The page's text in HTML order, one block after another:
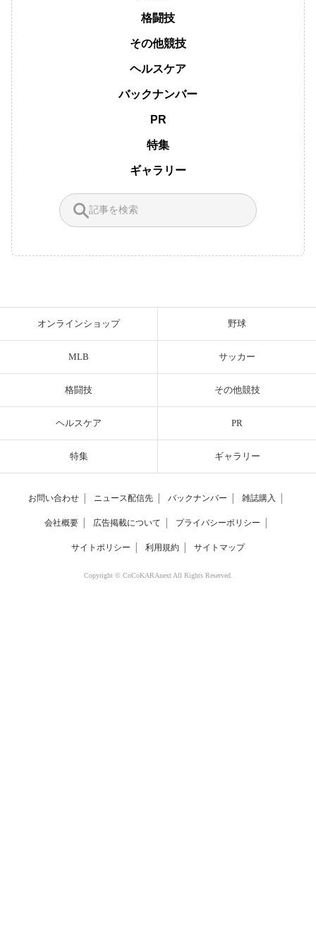
格闘技
その他競技
ヘルスケア
バックナンバー
PR
特集
ギャラリー
オンラインショップ 野球
MLB サッカー
格闘技 その他競技
ヘルスケア PR
特集 ギャラリー
お問い合わせ ニュース配信先 バックナンバー 雑誌購入
会社概要 広告掲載について プライバシーポリシー
サイトポリシー 利用規約 サイトマップ
Copyright © CoCoKARAnext All Rights Reserved.